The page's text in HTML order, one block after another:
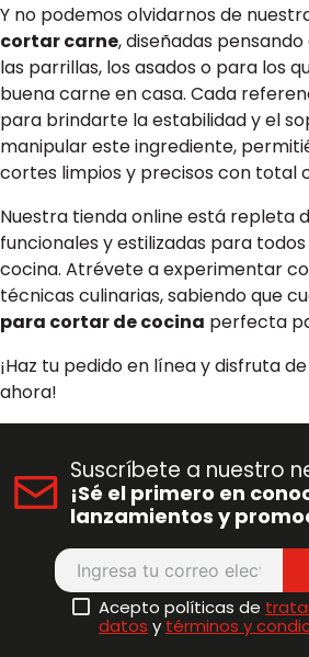
Y no podemos olvidarnos de
cortar carne, diseñadas
las parrillas, los asados o para los
buena carne en casa. Cada
para brindarte la estabilidad y el
manipular este ingrediente,
cortes limpios y precisos con total
Nuestra tienda online está repleta
funcionales y estilizadas para
cocina. Atrévete a experimentar
técnicas culinarias, sabiendo que
para cortar de cocina perfecta
¡Haz tu pedido en línea y disfruta
ahora!
Suscríbete a nuestro
¡Sé el primero en
lanzamientos y
Acepto políticas de
datos y términos y